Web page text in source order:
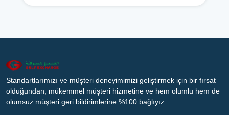
Standartlarımızı ve müşteri deneyimimizi geliştirmek için bir fırsat
olduğundan, mükemmel müşteri hizmetine ve hem olumlu hem de
olumsuz müşteri geri bildirimlerine %100 bağlıyız.